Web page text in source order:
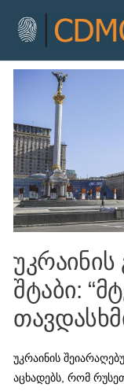
შტაბი:
უკრაინის
აცხადებს, რომ